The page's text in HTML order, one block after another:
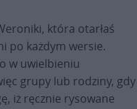
która otarłaś
po każdym wersie.
w uwielbieniu
grupy lub rodziny, gdy
iż ręcznie rysowane